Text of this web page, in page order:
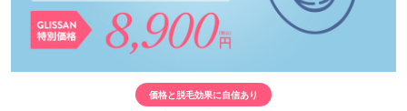
価格と脱毛効果に自信あり